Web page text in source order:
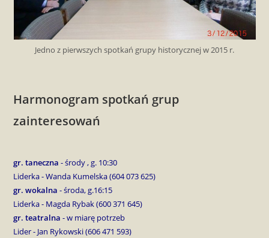
Jedno z pierwszych spotkań grupy historycznej w 2015 r.
Harmonogram spotkań grup
zainteresowań
gr. taneczna - środy , g. 10:30
Liderka - Wanda Kumelska (604 073 625)
gr. wokalna - środa, g.16:15
Liderka - Magda Rybak (600 371 645)
gr. teatralna - w miarę potrzeb
Lider - Jan Rykowski (606 471 593)